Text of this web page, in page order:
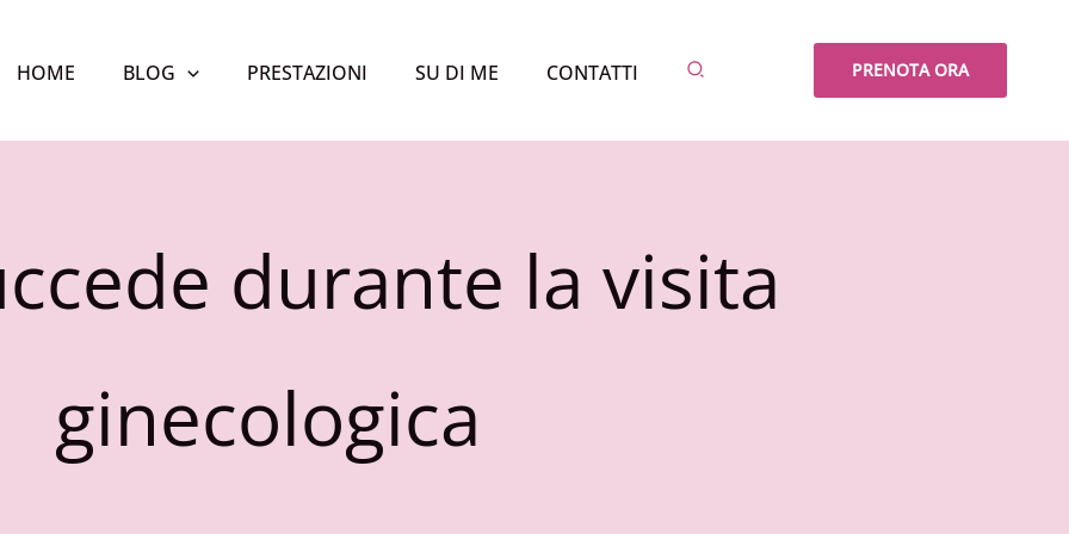
HOME BLOG PRESTAZIONI SU DI ME CONTATTI Cerca PRENOTA ORA
durante la visita
ginecologica